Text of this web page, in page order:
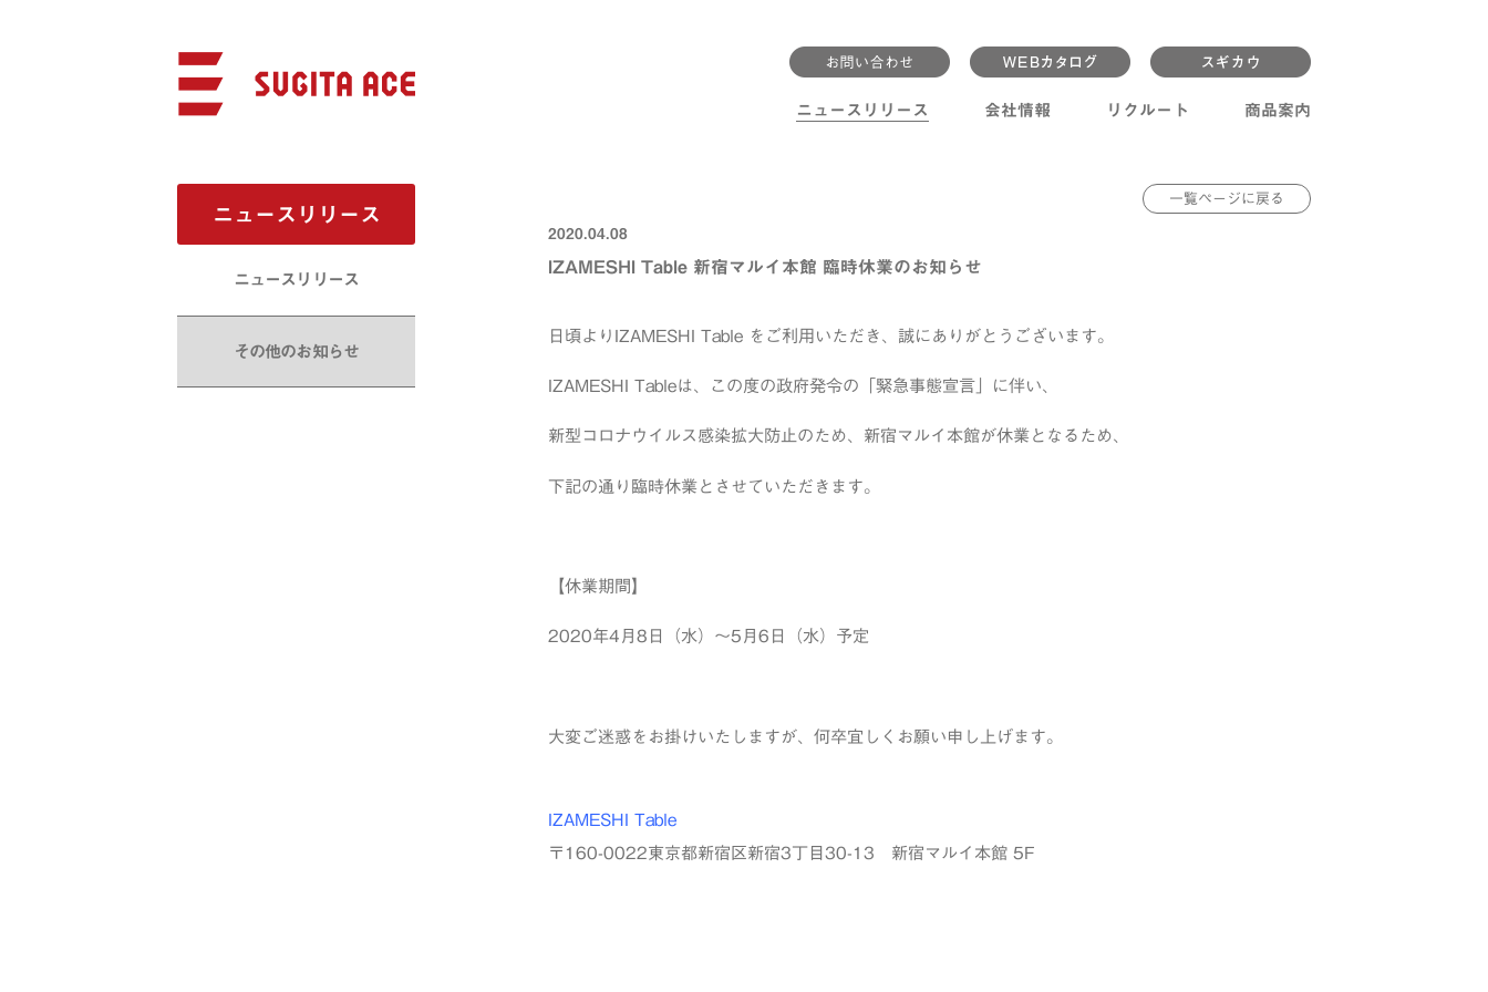
ニュースリリース 会社情報 リクルート 商品案内
ニュースリリース
ニュースリリース
その他のお知らせ
一覧ページに戻る
2020.04.08
IZAMESHI Table 新宿マルイ本館 臨時休業のお知らせ
日頃よりIZAMESHI Table をご利用いただき、誠にありがとうございます。
IZAMESHI Tableは、この度の政府発令の「緊急事態宣言」に伴い、
新型コロナウイルス感染拡大防止のため、新宿マルイ本館が休業となるため、
下記の通り臨時休業とさせていただきます。
【休業期間】
2020年4月8日（水）～5月6日（水）予定
大変ご迷惑をお掛けいたしますが、何卒宜しくお願い申し上げます。
IZAMESHI Table
〒160-0022東京都新宿区新宿3丁目30-13 新宿マルイ本館 5F